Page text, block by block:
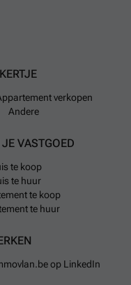
verkopen
Andere
VASTGOED
te koop
te huur
te koop
te huur
op LinkedIn